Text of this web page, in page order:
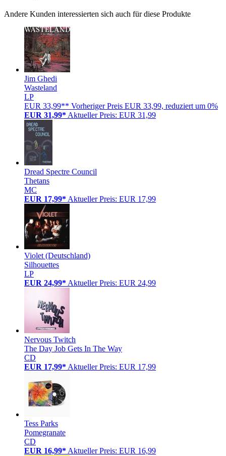
Andere Kunden interessierten sich auch für diese Produkte
Jim Ghedi
Wasteland
LP
EUR 33,99** Vorheriger Preis EUR 33,99, reduziert um 0%
EUR 31,99* Aktueller Preis: EUR 31,99
Dread Spectre Council
Thetans
MC
EUR 17,99* Aktueller Preis: EUR 17,99
Violet (Deutschland)
Silhouettes
LP
EUR 24,99* Aktueller Preis: EUR 24,99
Nervous Twitch
The Day Job Gets In The Way
CD
EUR 17,99* Aktueller Preis: EUR 17,99
Tess Parks
Pomegranate
CD
EUR 16,99* Aktueller Preis: EUR 16,99